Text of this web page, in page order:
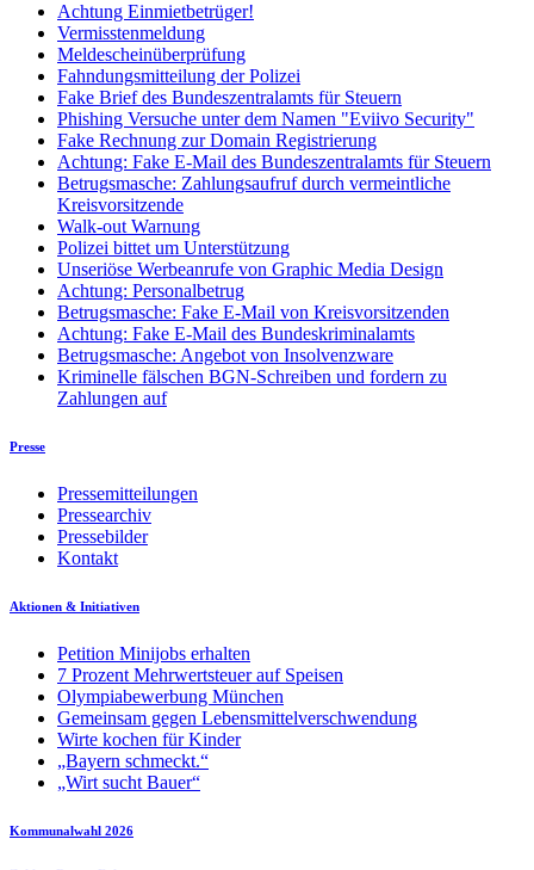
Achtung Einmietbetrüger!
Vermisstenmeldung
Meldescheinüberprüfung
Fahndungsmitteilung der Polizei
Fake Brief des Bundeszentralamts für Steuern
Phishing Versuche unter dem Namen "Eviivo Security"
Fake Rechnung zur Domain Registrierung
Achtung: Fake E-Mail des Bundeszentralamts für Steuern
Betrugsmasche: Zahlungsaufruf durch vermeintliche
Kreisvorsitzende
Walk-out Warnung
Polizei bittet um Unterstützung
Unseriöse Werbeanrufe von Graphic Media Design
Achtung: Personalbetrug
Betrugsmasche: Fake E-Mail von Kreisvorsitzenden
Achtung: Fake E-Mail des Bundeskriminalamts
Betrugsmasche: Angebot von Insolvenzware
Kriminelle fälschen BGN-Schreiben und fordern zu
Zahlungen auf
Presse
Pressemitteilungen
Pressearchiv
Pressebilder
Kontakt
Aktionen & Initiativen
Petition Minijobs erhalten
7 Prozent Mehrwertsteuer auf Speisen
Olympiabewerbung München
Gemeinsam gegen Lebensmittelverschwendung
Wirte kochen für Kinder
„Bayern schmeckt.“
„Wirt sucht Bauer“
Kommunalwahl 2026